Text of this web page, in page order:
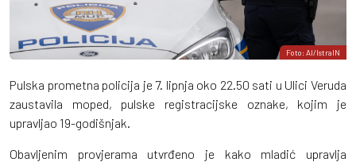
Foto: AI/IstraIN
Pulska prometna policija je 7. lipnja oko 22.50 sati u Ulici Veruda
zaustavila moped, pulske registracijske oznake, kojim je
upravljao 19-godišnjak.
Obavljenim provjerama utvrđeno je kako mladić upravlja